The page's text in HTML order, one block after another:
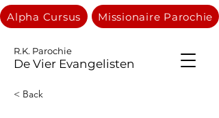
R.K. Parochie
De Vier Evangelisten
Alpha Cursus Missionaire Parochie
< Back